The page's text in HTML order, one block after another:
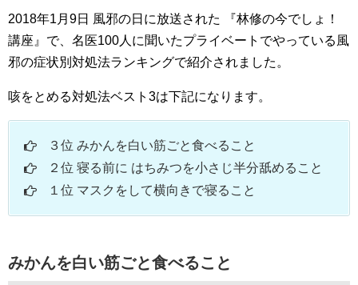
2018年1月9日 風邪の日に放送された 『林修の今でしょ！
講座』で、名医100人に聞いたプライベートでやっている風
邪の症状別対処法ランキングで紹介されました。
咳をとめる対処法ベスト3は下記になります。
３位 みかんを白い筋ごと食べること
２位 寝る前に はちみつを小さじ半分舐めること
１位 マスクをして横向きで寝ること
みかんを白い筋ごと食べること